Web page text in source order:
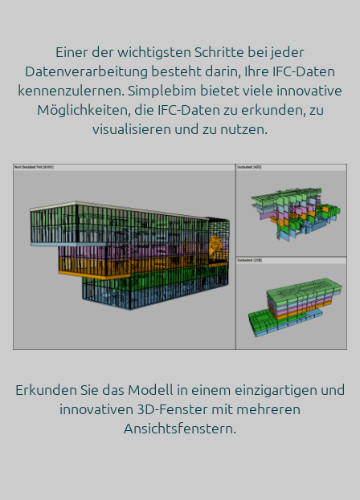
Einer der wichtigsten Schritte bei jeder
Datenverarbeitung besteht darin, Ihre IFC-Daten
kennenzulernen. Simplebim bietet viele innovative
Möglichkeiten, die IFC-Daten zu erkunden, zu
visualisieren und zu nutzen.
Erkunden Sie das Modell in einem einzigartigen und
innovativen 3D-Fenster mit mehreren
Ansichtsfenstern.